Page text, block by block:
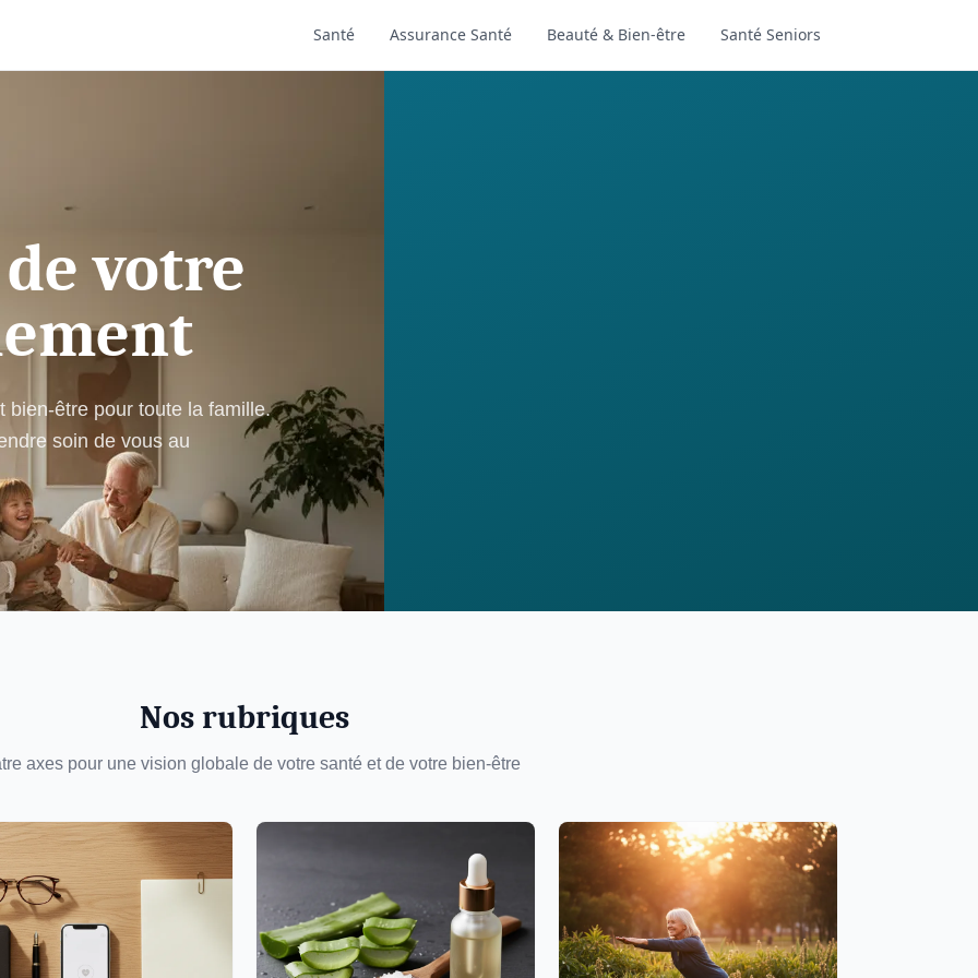
Santé Assurance Santé Beauté & Bien-être Santé Seniors
votre
bien-être pour toute la famille.
soin de vous au
Nos rubriques
axes pour une vision globale de votre santé et de votre bien-être